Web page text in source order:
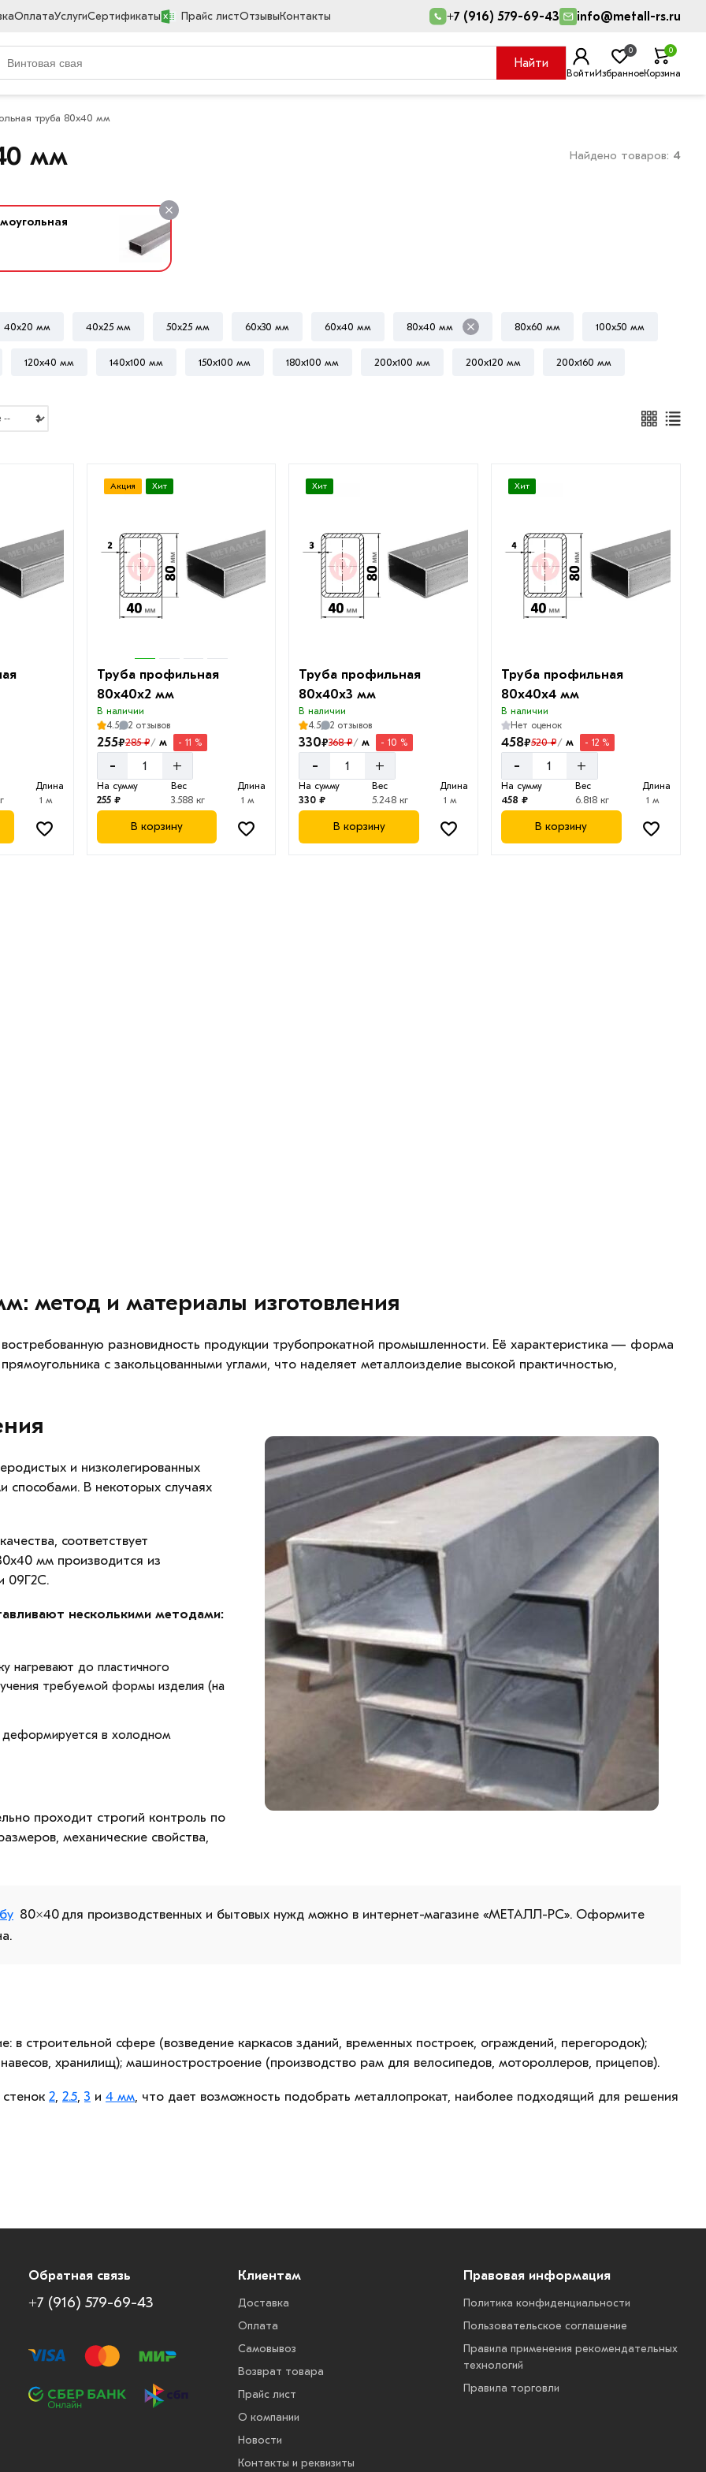
ОплатаУслугиСертификаты Прайс листОтзывыКонтакты +7 (916) 579-69-43 info@metall-rs.ru
Найти
ВойтиИзбранное
0
Корзина
0
труба 80х40 мм
мм Найдено товаров: 4
40х20 мм 40х25 мм 50х25 мм 60х30 мм 60х40 мм 80х40 мм 80х60 мм 100х50 мм
120х40 мм 140х100 мм 150х100 мм 180х100 мм 200х100 мм 200х120 мм 200х160 мм
Длина
1 м
Акция Хит
Труба профильная
80х40х2 мм
В наличии
4.5
2 отзывов
255₽285 ₽/м - 11 %
- +
На сумму
255 ₽
Вес
3.588 кг
Длина
1 м
В корзину
Хит
Труба профильная
80х40х3 мм
В наличии
4.5
2 отзывов
330₽368 ₽/ м - 10 %
- +
На сумму
330 ₽
Вес
5.248 кг
Длина
1 м
В корзину
Хит
Труба профильная
80х40х4 мм
В наличии
Нет оценок
458₽520 ₽/ м - 12 %
- +
На сумму
458 ₽
Вес
6.818 кг
Длина
1 м
В корзину
метод и материалы изготовления
разновидность продукции трубопрокатной промышленности. Её характеристика — форма
с закольцованными углами, что наделяет металлоизделие высокой практичностью,
и низколегированных
способами. В некоторых случаях
соответствует
мм производится из
09Г2С.
несколькими методами:
нагревают до пластичного
требуемой формы изделия (на
деформируется в холодном
проходит строгий контроль по
механические свойства,
80×40 для производственных и бытовых нужд можно в интернет-магазине «МЕТАЛЛ-РС». Оформите
строительной сфере (возведение каркасов зданий, временных построек, ограждений, перегородок);
хранилищ); машиностростроение (производство рам для велосипедов, мотороллеров, прицепов).
2 2.5 3 и 4 мм , что дает возможность подобрать металлопрокат, наиболее подходящий для решения
Обратная связь
+7 (916) 579-69-43
Клиентам
Доставка
Оплата
Самовывоз
Возврат товара
Прайс лист
О компании
Новости
Контакты и реквизиты
Правовая информация
Политика конфиденциальности
Пользовательское соглашение
Правила применения рекомендательных
технологий
Правила торговли